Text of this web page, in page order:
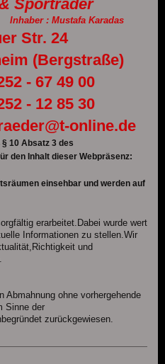
Sporträder
Karadas
Str. 24
(Bergstraße)
- 67 49 00
- 12 85 30
online.de
10 Absatz 3 des
den Inhalt dieser Webpräsenz:
einsehbar und werden auf
erarbeitet.Dabei wurde wert
Informationen zu stellen.Wir
und
Abmahnung ohne vorhergehende
Sinne der
zurückgewiesen.